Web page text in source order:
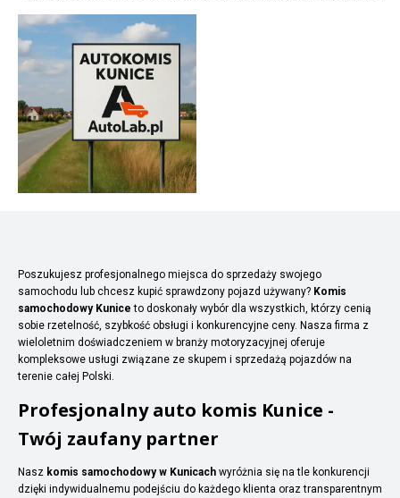
Poszukujesz profesjonalnego miejsca do sprzedaży swojego
samochodu lub chcesz kupić sprawdzony pojazd używany? Komis
samochodowy Kunice to doskonały wybór dla wszystkich, którzy cenią
sobie rzetelność, szybkość obsługi i konkurencyjne ceny. Nasza firma z
wieloletnim doświadczeniem w branży motoryzacyjnej oferuje
kompleksowe usługi związane ze skupem i sprzedażą pojazdów na
terenie całej Polski.
Profesjonalny auto komis Kunice -
Twój zaufany partner
Nasz komis samochodowy w Kunicach wyróżnia się na tle konkurencji
dzięki indywidualnemu podejściu do każdego klienta oraz transparentnym